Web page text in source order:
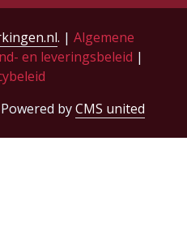
. | Algemene
en leveringsbeleid |
byCMS united